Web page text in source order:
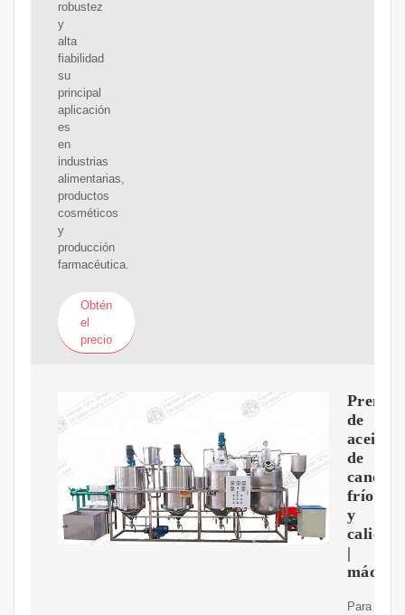
robustez
y
alta
fiabilidad
su
principal
aplicación
es
en
industrias
alimentarias,
productos
cosméticos
y
producción
farmacéutica.
Obtén
el
precio
Prensa
de
aceite
de
canola
frío
y
caliente
|
Para